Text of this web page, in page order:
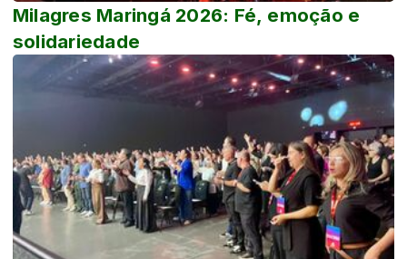
Milagres Maringá 2026: Fé, emoção e
solidariedade